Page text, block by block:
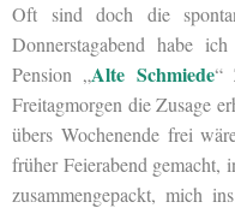
Oft sind doch die
Donnerstagabend habe
Pension „Alte Schmiede“
Freitagmorgen die Zusage
übers Wochenende frei
früher Feierabend gemacht,
zusammengepackt, mich